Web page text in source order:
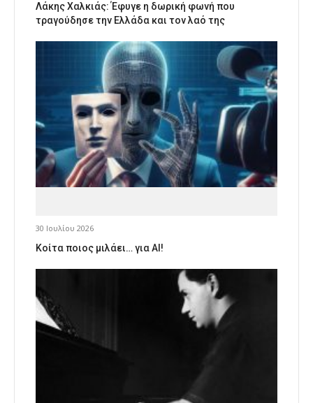
Λάκης Χαλκιάς: Έφυγε η δωρική φωνή που
τραγούδησε την Ελλάδα και τον λαό της
30 Ιουλίου 2026
Κοίτα ποιος μιλάει… για AI!